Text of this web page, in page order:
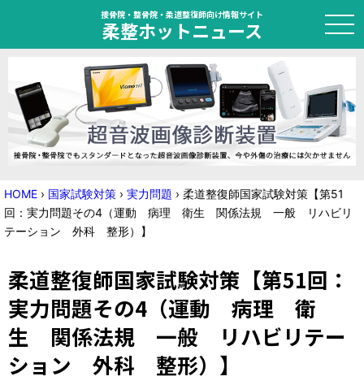
接骨院・整骨院・柔道整復師向け情報サイト
柔整ホットニュース
HOME
トピック
ニュース
特集
学会・セミナー情報
プライバシーポリシー サイトマップ
運営元 お問い合わせ
HOME › 国家試験対策 › 実力問題 › 柔道整復師国家試験対策【第51
回：実力問題その4（運動 病理 衛生 関係法規 一般 リハビリ
テーション 外科 整形）】
柔道整復師国家試験対策【第51回：
実力問題その4（運動 病理 衛
生 関係法規 一般 リハビリテー
ション 外科 整形）】